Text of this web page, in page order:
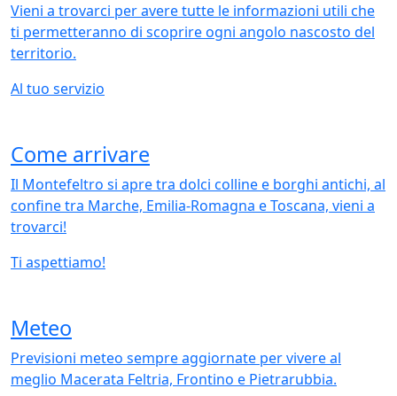
Vieni a trovarci per avere tutte le informazioni utili che
ti permetteranno di scoprire ogni angolo nascosto del
territorio.
Al tuo servizio
Come arrivare
Il Montefeltro si apre tra dolci colline e borghi antichi, al
confine tra Marche, Emilia-Romagna e Toscana, vieni a
trovarci!
Ti aspettiamo!
Meteo
Previsioni meteo sempre aggiornate per vivere al
meglio Macerata Feltria, Frontino e Pietrarubbia.